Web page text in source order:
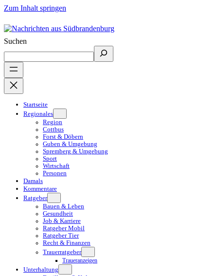
Zum Inhalt springen
Suchen
Startseite
Regionales
Region
Cottbus
Forst & Döbern
Guben & Umgebung
Spremberg & Umgebung
Sport
Wirtschaft
Personen
Damals
Kommentare
Ratgeber
Bauen & Leben
Gesundheit
Job & Karriere
Ratgeber Mobil
Ratgeber Tier
Recht & Finanzen
Trauerratgeber
Traueranzeigen
Unterhaltung